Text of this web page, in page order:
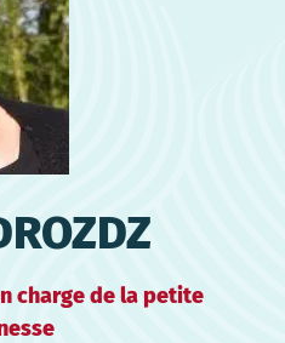
charge de la petite